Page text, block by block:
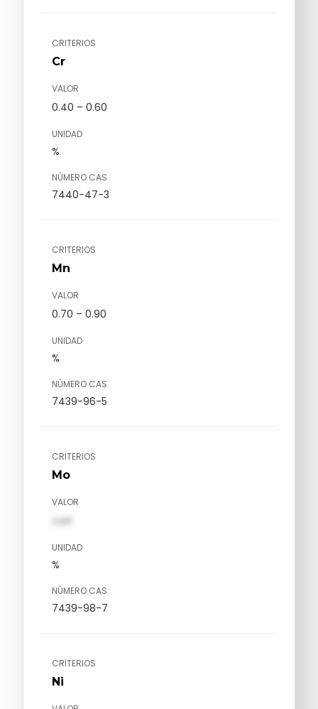
CRITERIOS
Cr
VALOR
0.40 – 0.60
UNIDAD
%
NÚMERO CAS
7440-47-3
CRITERIOS
Mn
VALOR
0.70 – 0.90
UNIDAD
%
NÚMERO CAS
7439-96-5
CRITERIOS
Mo
VALOR
val1
UNIDAD
%
NÚMERO CAS
7439-98-7
CRITERIOS
Ni